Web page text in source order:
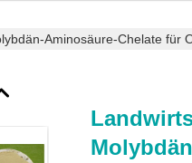
Aminosäure-Chelate für